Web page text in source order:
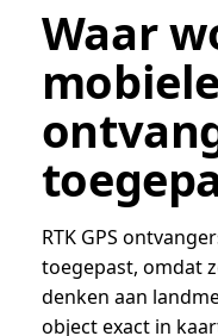
Waar
mobiele
RTK GPS
toegepast, omdat
denken aan
object exact in